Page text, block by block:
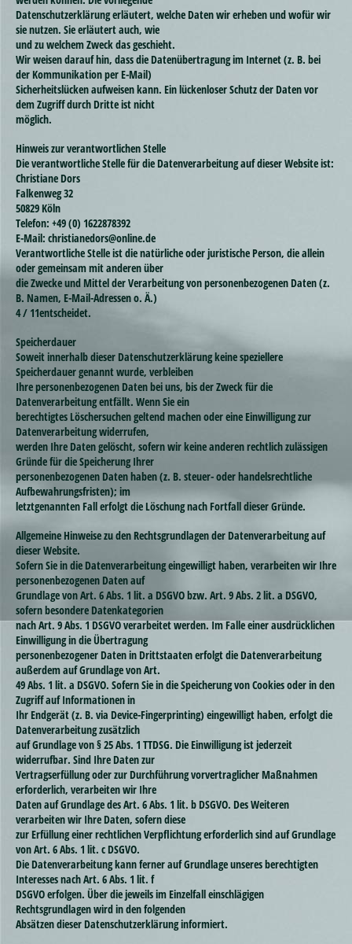
Datenschutzerklärung erläutert, welche Daten wir erheben und wofür wir
sie nutzen. Sie erläutert auch, wie
und zu welchem Zweck das geschieht.
Wir weisen darauf hin, dass die Datenübertragung im Internet (z. B. bei
der Kommunikation per E-Mail)
Sicherheitslücken aufweisen kann. Ein lückenloser Schutz der Daten vor
dem Zugriff durch Dritte ist nicht
möglich.
Hinweis zur verantwortlichen Stelle
Die verantwortliche Stelle für die Datenverarbeitung auf dieser Website ist:
Christiane Dors
Falkenweg 32
50829 Köln
Telefon: +49 (0) 1622878392
E-Mail: christianedors@online.de
Verantwortliche Stelle ist die natürliche oder juristische Person, die allein
oder gemeinsam mit anderen über
die Zwecke und Mittel der Verarbeitung von personenbezogenen Daten (z.
B. Namen, E-Mail-Adressen o. Ä.)
4 / 11entscheidet.
Speicherdauer
Soweit innerhalb dieser Datenschutzerklärung keine speziellere
Speicherdauer genannt wurde, verbleiben
Ihre personenbezogenen Daten bei uns, bis der Zweck für die
Datenverarbeitung entfällt. Wenn Sie ein
berechtigtes Löschersuchen geltend machen oder eine Einwilligung zur
Datenverarbeitung widerrufen,
werden Ihre Daten gelöscht, sofern wir keine anderen rechtlich zulässigen
Gründe für die Speicherung Ihrer
personenbezogenen Daten haben (z. B. steuer- oder handelsrechtliche
Aufbewahrungsfristen); im
letztgenannten Fall erfolgt die Löschung nach Fortfall dieser Gründe.
Allgemeine Hinweise zu den Rechtsgrundlagen der Datenverarbeitung auf
dieser Website.
Sofern Sie in die Datenverarbeitung eingewilligt haben, verarbeiten wir Ihre
personenbezogenen Daten auf
Grundlage von Art. 6 Abs. 1 lit. a DSGVO bzw. Art. 9 Abs. 2 lit. a DSGVO,
sofern besondere Datenkategorien
nach Art. 9 Abs. 1 DSGVO verarbeitet werden. Im Falle einer ausdrücklichen
Einwilligung in die Übertragung
personenbezogener Daten in Drittstaaten erfolgt die Datenverarbeitung
außerdem auf Grundlage von Art.
49 Abs. 1 lit. a DSGVO. Sofern Sie in die Speicherung von Cookies oder in den
Zugriff auf Informationen in
Ihr Endgerät (z. B. via Device-Fingerprinting) eingewilligt haben, erfolgt die
Datenverarbeitung zusätzlich
auf Grundlage von § 25 Abs. 1 TTDSG. Die Einwilligung ist jederzeit
widerrufbar. Sind Ihre Daten zur
Vertragserfüllung oder zur Durchführung vorvertraglicher Maßnahmen
erforderlich, verarbeiten wir Ihre
Daten auf Grundlage des Art. 6 Abs. 1 lit. b DSGVO. Des Weiteren
verarbeiten wir Ihre Daten, sofern diese
zur Erfüllung einer rechtlichen Verpflichtung erforderlich sind auf Grundlage
von Art. 6 Abs. 1 lit. c DSGVO.
Die Datenverarbeitung kann ferner auf Grundlage unseres berechtigten
Interesses nach Art. 6 Abs. 1 lit. f
DSGVO erfolgen. Über die jeweils im Einzelfall einschlägigen
Rechtsgrundlagen wird in den folgenden
Absätzen dieser Datenschutzerklärung informiert.